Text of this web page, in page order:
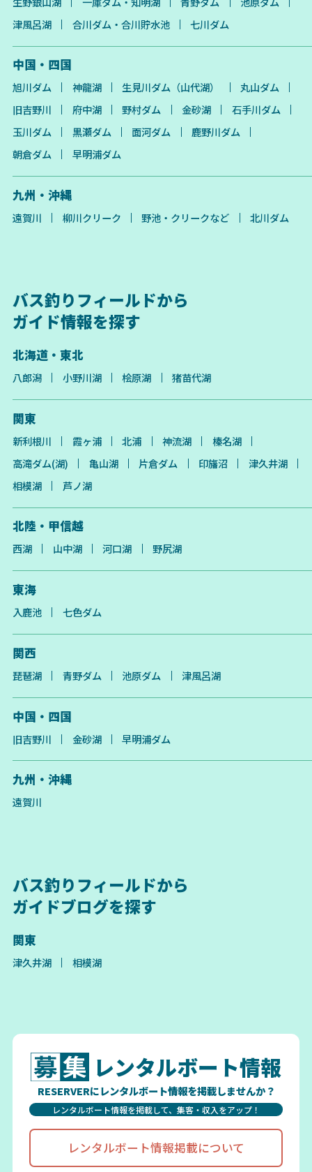
津風呂湖
合川ダム・合川貯水池 七川ダム
中国・四国
旭川ダム 神龍湖 生見川ダム（山代湖）
丸山ダム
旧吉野川
府中湖 野村ダム 金砂湖
石手川ダム
玉川ダム
黒瀬ダム 面河ダム
鹿野川ダム
朝倉ダム
早明浦ダム
九州・沖縄
遠賀川 柳川クリーク 野池・クリークなど 北川ダム
バス釣りフィールドから
ガイド情報を探す
北海道・東北
八郎潟 小野川湖 桧原湖 猪苗代湖
関東
新利根川 霞ヶ浦 北浦 神流湖
榛名湖
高滝ダム(湖)
亀山湖 片倉ダム 印旛沼
津久井湖
相模湖
芦ノ湖
北陸・甲信越
西湖 山中湖 河口湖 野尻湖
東海
入鹿池 七色ダム
関西
琵琶湖 青野ダム 池原ダム 津風呂湖
中国・四国
旧吉野川 金砂湖 早明浦ダム
九州・沖縄
遠賀川
バス釣りフィールドから
ガイドブログを探す
関東
津久井湖 相模湖
レンタルボート情報
RESERVERにレンタルボート情報を掲載しませんか？
レンタルボート情報を掲載して、集客・収入をアップ！
レンタルボート情報掲載について